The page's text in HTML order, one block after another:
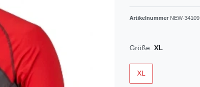
Artikelnummer NEW-34109
Größe: XL
XL